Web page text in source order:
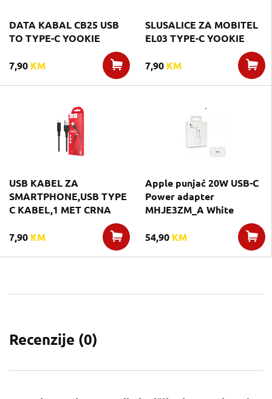
DATA KABAL CB25 USB
TO TYPE-C YOOKIE
7,90 KM
SLUSALICE ZA MOBITEL
EL03 TYPE-C YOOKIE
7,90 KM
USB KABEL ZA
SMARTPHONE,USB TYPE
C KABEL,1 MET CRNA
7,90 KM
Apple punjač 20W USB-C
Power adapter
MHJE3ZM_A White
54,90 KM
Recenzije (0)